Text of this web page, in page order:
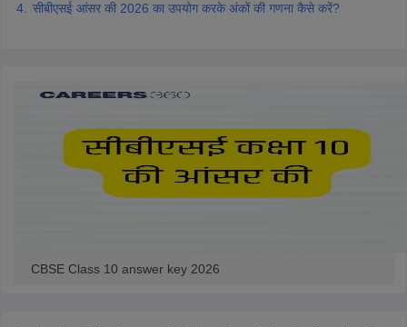
सीबीएसई आंसर की 2026 का उपयोग करके अंकों की गणना कैसे करें?
CBSE Class 10 answer key 2026